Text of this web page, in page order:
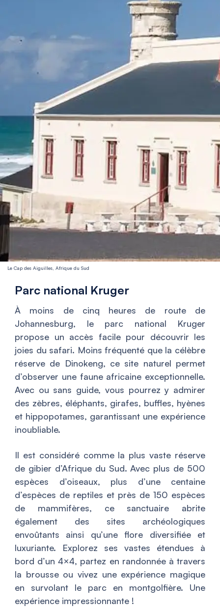
Le Cap des Aiguilles, Afrique du Sud
Parc national Kruger
À moins de cinq heures de route de
Johannesburg, le parc national Kruger
propose un accès facile pour découvrir les
joies du safari. Moins fréquenté que la célèbre
réserve de Dinokeng, ce site naturel permet
d’observer une faune africaine exceptionnelle.
Avec ou sans guide, vous pourrez y admirer
des zèbres, éléphants, girafes, buffles, hyènes
et hippopotames, garantissant une expérience
inoubliable.
Il est considéré comme la plus vaste réserve
de gibier d’Afrique du Sud. Avec plus de 500
espèces d’oiseaux, plus d’une centaine
d’espèces de reptiles et près de 150 espèces
de mammifères, ce sanctuaire abrite
également des sites archéologiques
envoûtants ainsi qu’une flore diversifiée et
luxuriante. Explorez ses vastes étendues à
bord d’un 4×4, partez en randonnée à travers
la brousse ou vivez une expérience magique
en survolant le parc en montgolfière. Une
expérience impressionnante !